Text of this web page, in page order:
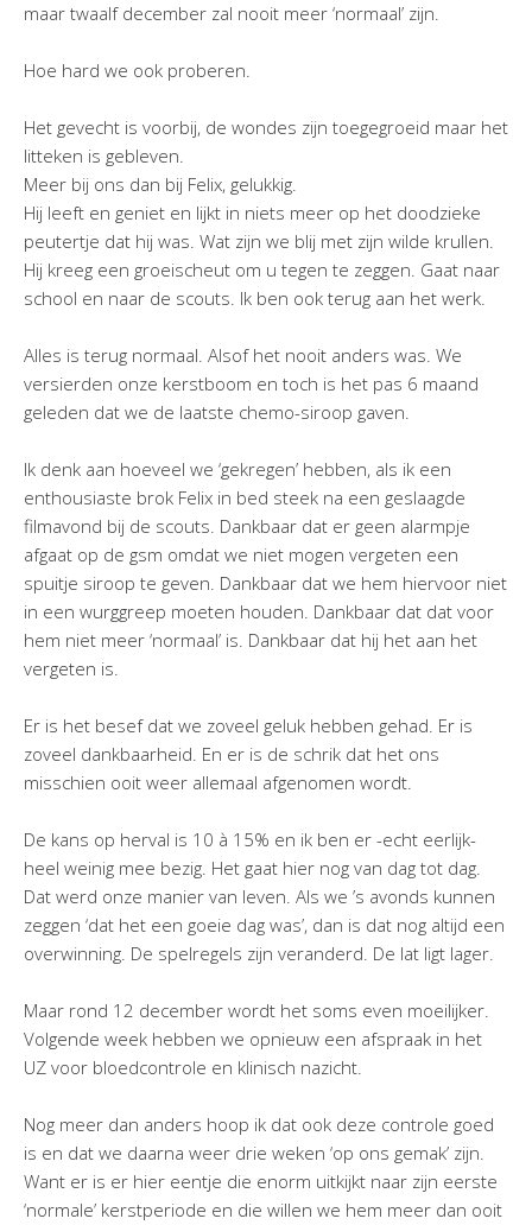
maar twaalf december zal nooit meer ‘normaal’ zijn.
Hoe hard we ook proberen.
Het gevecht is voorbij, de wondes zijn toegegroeid maar het
litteken is gebleven.
Meer bij ons dan bij Felix, gelukkig.
Hij leeft en geniet en lijkt in niets meer op het doodzieke
peutertje dat hij was. Wat zijn we blij met zijn wilde krullen.
Hij kreeg een groeischeut om u tegen te zeggen. Gaat naar
school en naar de scouts. Ik ben ook terug aan het werk.
Alles is terug normaal. Alsof het nooit anders was. We
versierden onze kerstboom en toch is het pas 6 maand
geleden dat we de laatste chemo-siroop gaven.
Ik denk aan hoeveel we ‘gekregen’ hebben, als ik een
enthousiaste brok Felix in bed steek na een geslaagde
filmavond bij de scouts. Dankbaar dat er geen alarmpje
afgaat op de gsm omdat we niet mogen vergeten een
spuitje siroop te geven. Dankbaar dat we hem hiervoor niet
in een wurggreep moeten houden. Dankbaar dat dat voor
hem niet meer ‘normaal’ is. Dankbaar dat hij het aan het
vergeten is.
Er is het besef dat we zoveel geluk hebben gehad. Er is
zoveel dankbaarheid. En er is de schrik dat het ons
misschien ooit weer allemaal afgenomen wordt.
De kans op herval is 10 à 15% en ik ben er -echt eerlijk-
heel weinig mee bezig. Het gaat hier nog van dag tot dag.
Dat werd onze manier van leven. Als we ’s avonds kunnen
zeggen ‘dat het een goeie dag was’, dan is dat nog altijd een
overwinning. De spelregels zijn veranderd. De lat ligt lager.
Maar rond 12 december wordt het soms even moeilijker.
Volgende week hebben we opnieuw een afspraak in het
UZ voor bloedcontrole en klinisch nazicht.
Nog meer dan anders hoop ik dat ook deze controle goed
is en dat we daarna weer drie weken ‘op ons gemak’ zijn.
Want er is er hier eentje die enorm uitkijkt naar zijn eerste
‘normale’ kerstperiode en die willen we hem meer dan ooit